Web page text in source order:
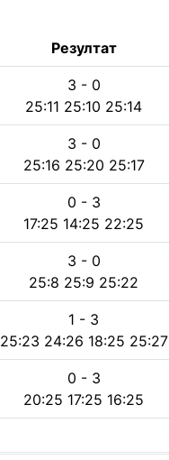
Резултат
3 - 0
25:11 25:10 25:14
3 - 0
25:16 25:20 25:17
0 - 3
17:25 14:25 22:25
3 - 0
25:8 25:9 25:22
1 - 3
25:23 24:26 18:25 25:27
0 - 3
20:25 17:25 16:25